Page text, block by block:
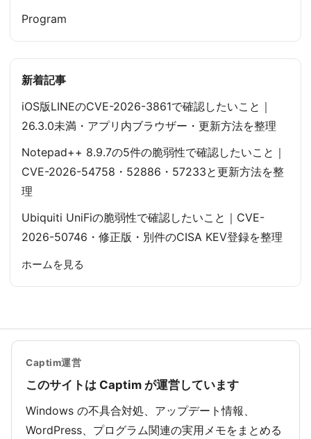
送
り
Program
新着記事
iOS版LINEのCVE-2026-3861で確認したいこと｜
26.3.0未満・アプリ内ブラウザー・更新方法を整理
Notepad++ 8.9.7の5件の脆弱性で確認したいこと｜
CVE-2026-54758・52886・57233と更新方法を整
理
Ubiquiti UniFiの脆弱性で確認したいこと｜CVE-
2026-50746・修正版・別件のCISA KEV登録を整理
ホームを見る
Captim運営
このサイトは Captim が運営しています
Windows の不具合対処、アップデート情報、
WordPress、プログラム関連の実用メモをまとめる